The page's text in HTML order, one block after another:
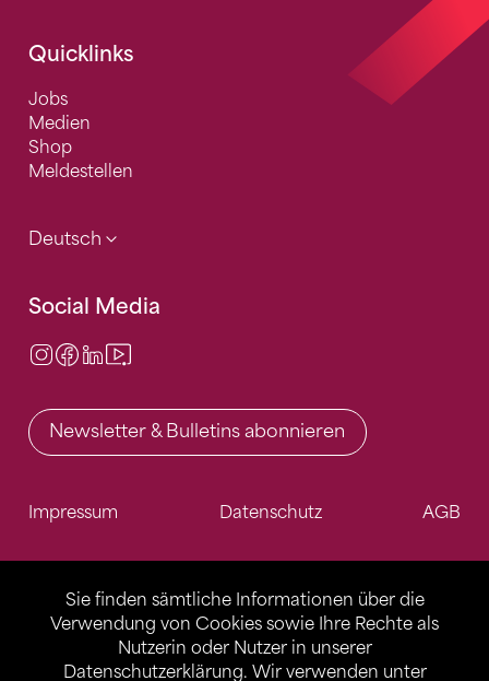
Sie finden sämtliche Informationen über die
Verwendung von Cookies sowie Ihre Rechte als
Nutzerin oder Nutzer in unserer
Datenschutzerklärung. Wir verwenden unter
Quicklinks
Jobs
Medien
Shop
Meldestellen
Deutsch
Social Media
Instagram
Facebook
LinkedIn
Newsletter & Bulletins abonnieren
Impressum Datenschutz AGB